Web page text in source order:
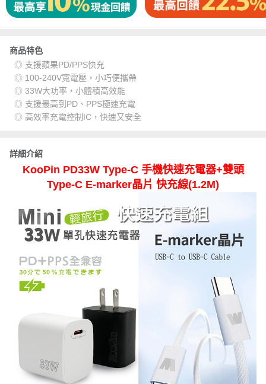
商品特色
◎ 支援蘋果PD/PPS快充
◎ 100-240V寬電壓，小巧便攜帶
◎ 33W大功率，小體積高效能
◎ 支援最高到PD、PPS極速充電
◎ 高效率充電控制IC，快速又安全
詳細介紹
KooPin PD33W Type-C 手機快速充電器+雙頭
Type-C E-marker晶片 快充線(1.2M)